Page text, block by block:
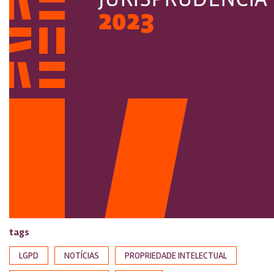
tags
LGPD NOTÍCIAS PROPRIEDADE INTELECTUAL